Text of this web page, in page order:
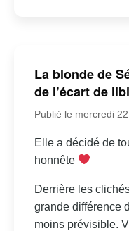
La blonde de
de l’écart de
Publié le mercredi
Elle a décidé de
honnête
Derrière les
grande différence
moins prévisible.